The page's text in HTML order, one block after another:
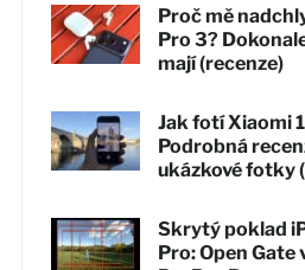
Proč mě
Pro 3?
mají (recenze)
Jak fotí Xiaomi
Podrobná
ukázkové fotky
Skrytý poklad
Pro: Open Gate